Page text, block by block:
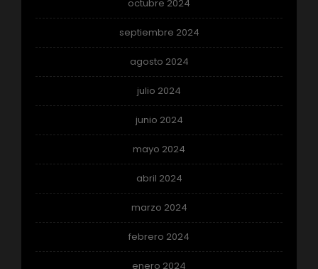
octubre 2024
septiembre 2024
agosto 2024
julio 2024
junio 2024
mayo 2024
abril 2024
marzo 2024
febrero 2024
enero 2024